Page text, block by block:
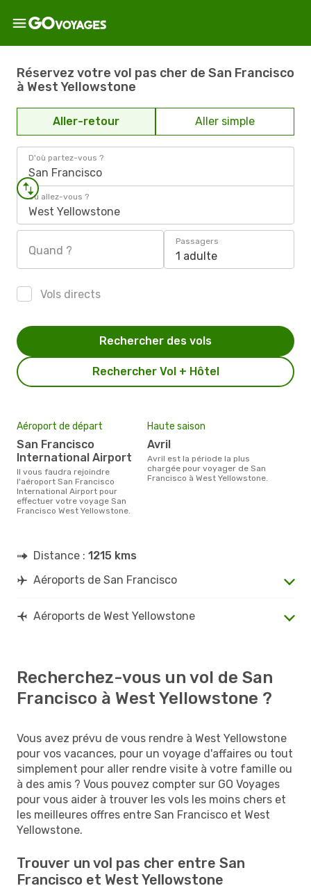
Réservez votre vol pas cher de San Francisco
à West Yellowstone
Aller-retour Aller simple
D'où partez-vous ?
San Francisco
Où allez-vous ?
West Yellowstone
Quand ?
Passagers
1 adulte
Vols directs
Rechercher Vol + Hôtel
Rechercher des vols
Aéroport de départ
San Francisco
International Airport
Il vous faudra rejoindre
l'aéroport San Francisco
International Airport pour
effectuer votre voyage San
Francisco West Yellowstone.
Haute saison
avril
avril est la période la plus
chargée pour voyager de San
Francisco à West Yellowstone.
Distance : 1215 kms
Aéroports de San Francisco
Aéroports de West Yellowstone
Recherchez-vous un vol de San
Francisco à West Yellowstone ?
Vous avez prévu de vous rendre à West Yellowstone
pour vos vacances, pour un voyage d'affaires ou tout
simplement pour aller rendre visite à votre famille ou
à des amis ? Vous pouvez compter sur GO Voyages
pour vous aider à trouver les vols les moins chers et
les meilleures offres entre San Francisco et West
Yellowstone.
Trouver un vol pas cher entre San
Francisco et West Yellowstone